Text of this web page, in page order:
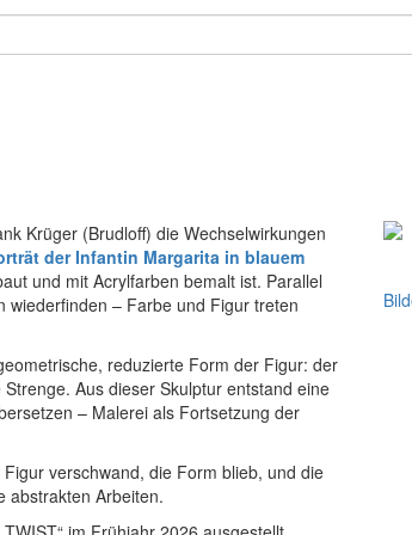
Krüger (Brudloff) die Wechselwirkungen
der Infantin Margarita in blauem
und mit Acrylfarben bemalt ist. Parallel
wiederfinden – Farbe und Figur treten
reduzierte Form der Figur: der
Aus dieser Skulptur entstand eine
– Malerei als Fortsetzung der
verschwand, die Form blieb, und die
abstrakten Arbeiten.